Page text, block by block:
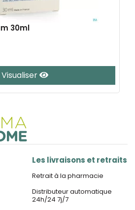
30ml
Visualiser
Les livraisons et retraits
Retrait à la pharmacie
Distributeur automatique
24h/24 7j/7